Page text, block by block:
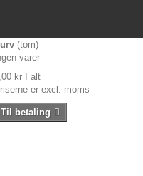
(tom)
varer
kr
I alt
er excl. moms
Til betaling